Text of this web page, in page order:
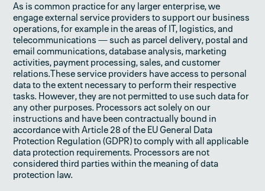
As is common practice for any larger enterprise, we
engage external service providers to support our business
operations, for example in the areas of IT, logistics, and
telecommunications — such as parcel delivery, postal and
email communications, database analysis, marketing
activities, payment processing, sales, and customer
relations.These service providers have access to personal
data to the extent necessary to perform their respective
tasks. However, they are not permitted to use such data for
any other purposes. Processors act solely on our
instructions and have been contractually bound in
accordance with Article 28 of the EU General Data
Protection Regulation (GDPR) to comply with all applicable
data protection requirements. Processors are not
considered third parties within the meaning of data
protection law.